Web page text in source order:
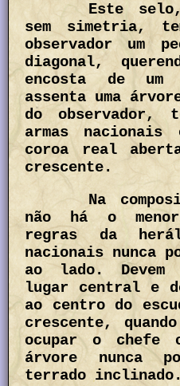
Este
sem simetria,
observador um
diagonal,
encosta de
assenta uma
do observador,
armas nacionais
coroa real
crescente.
Na
não há o
regras da
nacionais nunca
ao lado. Devem
lugar central e
ao centro do
crescente,
ocupar o
árvore nunca
terrado